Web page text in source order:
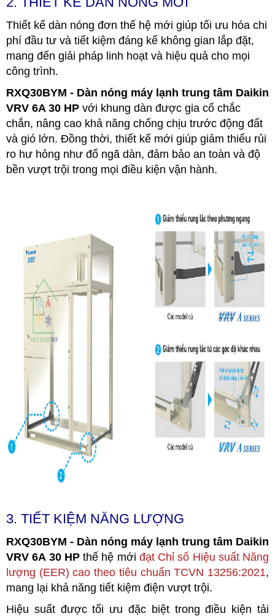
Thiết kế dàn nóng đơn thế hệ mới giúp tối ưu hóa chi
phí đầu tư và tiết kiệm đáng kể không gian lắp đặt,
mang đến giải pháp linh hoạt và hiệu quả cho mọi
công trình.
RXQ30BYM - Dàn nóng máy lạnh trung tâm Daikin
VRV 6A 30 HP với khung dàn được gia cố chắc
chắn, nâng cao khả năng chống chịu trước động đất
và gió lớn. Đồng thời, thiết kế mới giúp giảm thiểu rủi
ro hư hỏng như đổ ngã dàn, đảm bảo an toàn và độ
bền vượt trội trong mọi điều kiện vận hành.
3. TIẾT KIỆM NĂNG LƯỢNG
RXQ30BYM - Dàn nóng máy lạnh trung tâm Daikin
VRV 6A 30 HPthế hệ mới đạt Chỉ số Hiệu suất Năng
lượng (EER) cao theo tiêu chuẩn TCVN 13256:2021,
mang lại khả năng tiết kiệm điện vượt trội.
Hiệu suất được tối ưu đặc biệt trong điều kiện tải